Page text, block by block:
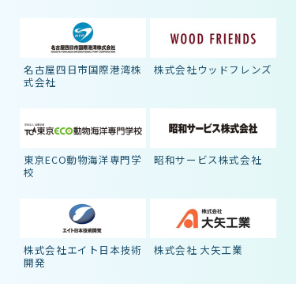
名古屋四日市国際港湾株
式会社
株式会社ウッドフレンズ
東京ECO動物海洋専門学
校
昭和サービス株式会社
株式会社エイト日本技術
開発
株式会社 大矢工業